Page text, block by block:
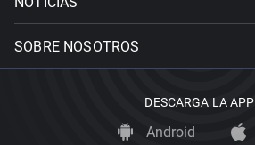
SOBRE NOSOTROS
DESCARGA LA APP
Android